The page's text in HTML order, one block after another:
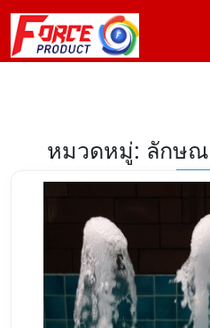
หมวดหมู่: ลักษณ